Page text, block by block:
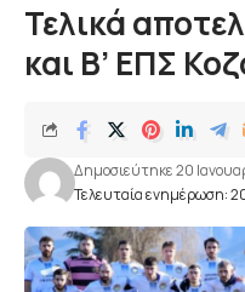
Τελικά
και Β’ ΕΠΣ
Τελευταία ενημέρωση:
Δημοσιεύτηκε 20